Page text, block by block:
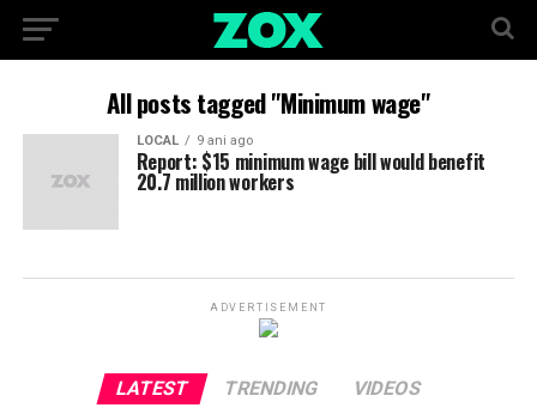
All posts tagged "Minimum wage"
LOCAL 9 ani ago
Report: $15 minimum wage bill would benefit
20.7 million workers
ADVERTISEMENT
LATEST TRENDING VIDEOS